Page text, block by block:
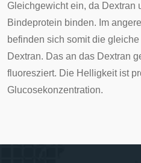
Gleichgewicht ein, da Dextran
Bindeprotein binden. Im
befinden sich somit die
Dextran. Das an das Dextran
fluoresziert. Die Helligkeit ist
Glucosekonzentration.